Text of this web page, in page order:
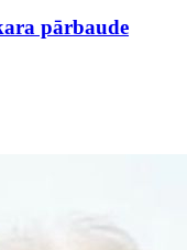
pārbaude